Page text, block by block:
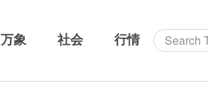
万象 社会 行情